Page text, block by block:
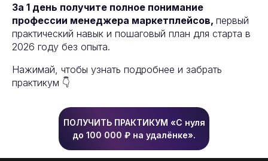
За 1 день получите полное понимание
профессии менеджера маркетплейсов, первый
практический навык и пошаговый план для старта в
2026 году без опыта.
Нажимай, чтобы узнать подробнее и забрать
практикум 👇
ПОЛУЧИТЬ ПРАКТИКУМ «С нуля
до 100 000 ₽ на удалёнке».